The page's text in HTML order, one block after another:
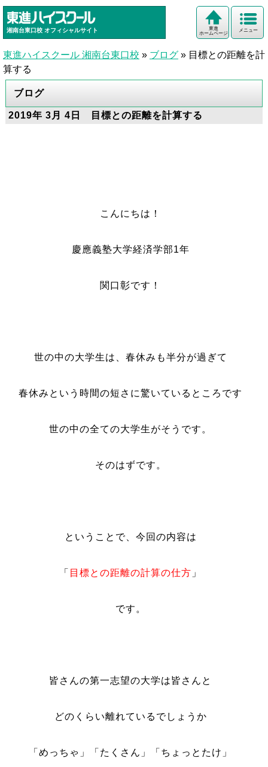
湘南台東口校 オフィシャルサイト メニュー
東進
ホームページ
東進ハイスクール 湘南台東口校 » ブログ » 目標との距離を計
算する
ブログ
2019年 3月 4日 目標との距離を計算する
こんにちは！
慶應義塾大学経済学部1年
関口彰です！
世の中の大学生は、春休みも半分が過ぎて
春休みという時間の短さに驚いているところです
世の中の全ての大学生がそうです。
そのはずです。
ということで、今回の内容は
「 目標との距離の計算の仕方 」
です。
皆さんの第一志望の大学は皆さんと
どのくらい離れているでしょうか
「めっちゃ」「たくさん」「ちょっとたけ」